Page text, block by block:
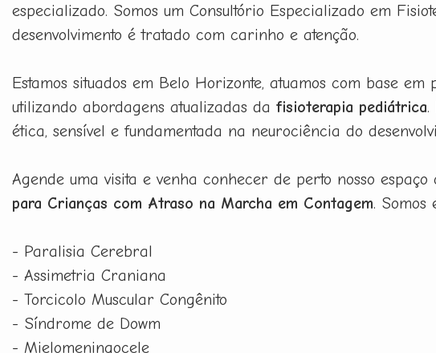
especializado. Somos um Consultório Especializado em
desenvolvimento é tratado com carinho e atenção.
Estamos situados em Belo Horizonte, atuamos com base em
utilizando abordagens atualizadas da fisioterapia pediátrica.
ética, sensível e fundamentada na neurociência do
Agende uma visita e venha conhecer de perto nosso
para Crianças com Atraso na Marcha em Contagem. Somos
- Paralisia Cerebral
- Assimetria Craniana
- Torcicolo Muscular Congênito
- Síndrome de Dowm
- Mielomeningocele